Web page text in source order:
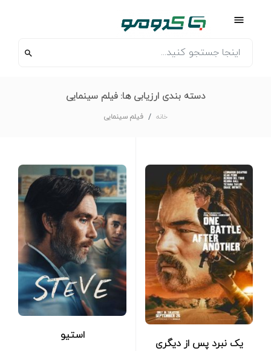
دسته بندی ارزیابی ها: فیلم سینمایی
خانه فیلم سینمایی
یک نبرد پس از دیگری
استیو